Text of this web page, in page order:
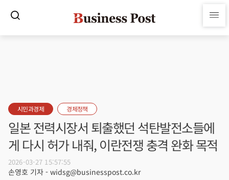
시민과경제 경제정책
일본 전력시장서 퇴출했던 석탄발전소들에
게 다시 허가 내줘, 이란전쟁 충격 완화 목적
2026-03-27 15:57:55
손영호 기자 - widsg@businesspost.co.kr